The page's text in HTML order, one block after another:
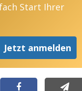
Start Ihrer
Jetzt anmelden